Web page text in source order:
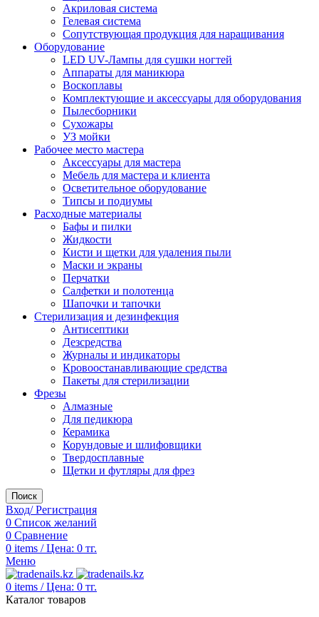
Акриловая система
Гелевая система
Сопутствующая продукция для наращивания
Оборудование
LED UV-Лампы для сушки ногтей
Аппараты для маникюра
Воскоплавы
Комплектующие и аксессуары для оборудования
Пылесборники
Сухожары
УЗ мойки
Рабочее место мастера
Аксессуары для мастера
Мебель для мастера и клиента
Осветительное оборудование
Типсы и подиумы
Расходные материалы
Бафы и пилки
Жидкости
Кисти и щетки для удаления пыли
Маски и экраны
Перчатки
Салфетки и полотенца
Шапочки и тапочки
Стерилизация и дезинфекция
Антисептики
Дезсредства
Журналы и индикаторы
Кровоостанавливающие средства
Пакеты для стерилизации
Фрезы
Алмазные
Для педикюра
Керамика
Корундовые и шлифовщики
Твердосплавные
Щетки и футляры для фрез
Поиск
Вход/ Регистрация
0 Список желаний
0 Сравнение
0 items / Цена: 0 тг.
Меню
0 items / Цена: 0 тг.
Каталог товаров